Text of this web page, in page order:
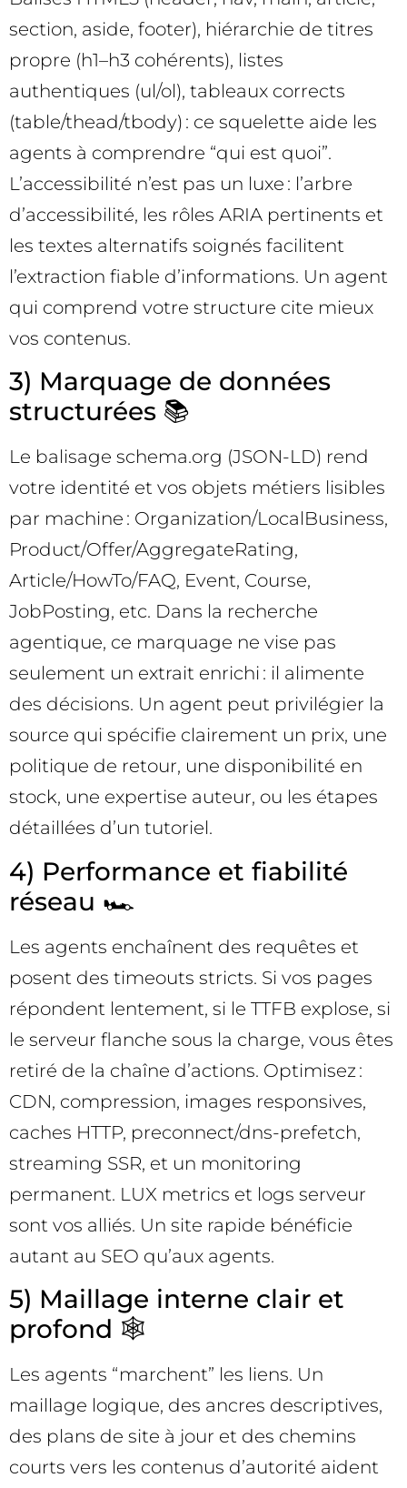
section, aside, footer), hiérarchie de titres
propre (h1–h3 cohérents), listes
authentiques (ul/ol), tableaux corrects
(table/thead/tbody) : ce squelette aide les
agents à comprendre “qui est quoi”.
L’accessibilité n’est pas un luxe : l’arbre
d’accessibilité, les rôles ARIA pertinents et
les textes alternatifs soignés facilitent
l’extraction fiable d’informations. Un agent
qui comprend votre structure cite mieux
vos contenus.
3) Marquage de données
structurées 📚
Le balisage schema.org (JSON-LD) rend
votre identité et vos objets métiers lisibles
par machine : Organization/LocalBusiness,
Product/Offer/AggregateRating,
Article/HowTo/FAQ, Event, Course,
JobPosting, etc. Dans la recherche
agentique, ce marquage ne vise pas
seulement un extrait enrichi : il alimente
des décisions. Un agent peut privilégier la
source qui spécifie clairement un prix, une
politique de retour, une disponibilité en
stock, une expertise auteur, ou les étapes
détaillées d’un tutoriel.
4) Performance et fiabilité
réseau 🏎️
Les agents enchaînent des requêtes et
posent des timeouts stricts. Si vos pages
répondent lentement, si le TTFB explose, si
le serveur flanche sous la charge, vous êtes
retiré de la chaîne d’actions. Optimisez :
CDN, compression, images responsives,
caches HTTP, preconnect/dns-prefetch,
streaming SSR, et un monitoring
permanent. LUX metrics et logs serveur
sont vos alliés. Un site rapide bénéficie
autant au SEO qu’aux agents.
5) Maillage interne clair et
profond 🕸️
Les agents “marchent” les liens. Un
maillage logique, des ancres descriptives,
des plans de site à jour et des chemins
courts vers les contenus d’autorité aident